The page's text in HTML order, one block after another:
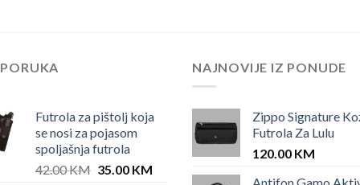
Futrola za pištolj koja
se nosi za pojasom
spoljašnja futrola
42.00KM Original
35.00 KMCurrent
NAJNOVIJE IZ PONUDE
Zippo Signature
Futrola Za Lulu
120.00 KM